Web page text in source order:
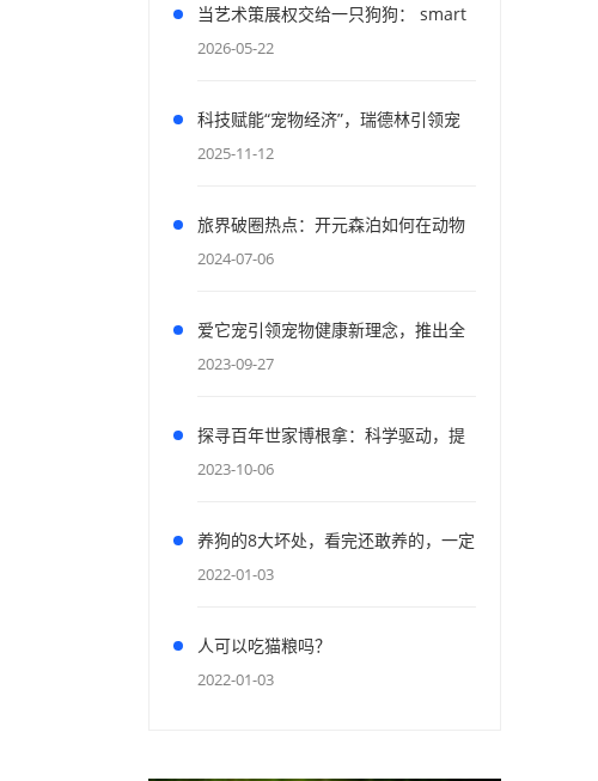
当艺术策展权交给一只狗狗： smart
与「狗狗视界 PAWSPECTIVE」如何
2026-05-22
科技赋能“宠物经济”，瑞德林引领宠
物产业创新前沿2025宠物产业科技创
2025-11-12
旅界破圈热点：开元森泊如何在动物
友好和收益间找到新平衡
2024-07-06
爱它宠引领宠物健康新理念，推出全
新草本A+系列助力无负担喂养
2023-09-27
探寻百年世家博根拿：科学驱动，提
供宠物营养专业解决方案
2023-10-06
养狗的8大坏处，看完还敢养的，一定
是真爱了
2022-01-03
人可以吃猫粮吗？
2022-01-03